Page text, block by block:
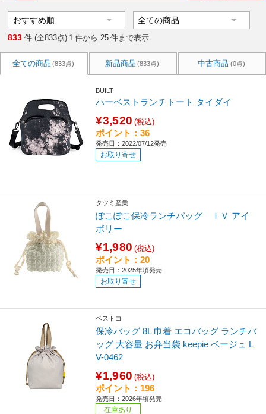
833 件 (全833点) 1 件から 25 件まで表示
全ての商品 (833点) 新品商品 (833点) 中古商品 (0点)
BUILT
ハーベストランチトート タイダイ
¥3,520 (税込)
ポイント：36
発売日：2022/07/12発売
お取り寄せ
タツミ産業
ぽこぽこ保冷ランチバッグ ＩＶ アイ
ボリー
¥1,980 (税込)
ポイント：20
発売日：2025年頃発売
お取り寄せ
ベストコ
保冷バッグ 8L 巾着 エコバッグ ランチバ
ッグ 大容量 お弁当袋 keepie ベージュ L
V-0462
¥1,960 (税込)
ポイント：196
発売日：2026年頃発売
在庫あり